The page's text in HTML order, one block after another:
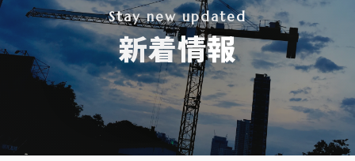
Stay new updated
新着情報